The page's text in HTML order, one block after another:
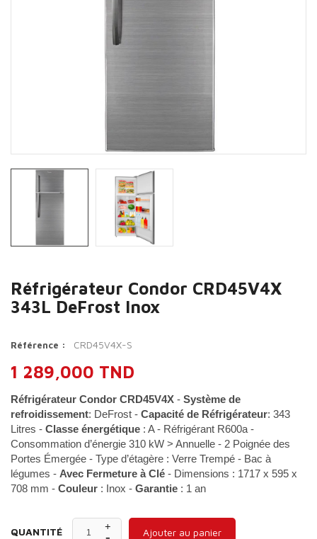
Réfrigérateur Condor CRD45V4X
343L DeFrost Inox
Référence : CRD45V4X-S
1 289,000 TND
Réfrigérateur Condor CRD45V4X - Système de
refroidissement: DeFrost - Capacité de Réfrigérateur: 343
Litres - Classe énergétique : A - Réfrigérant R600a -
Consommation d’énergie 310 kW > Annuelle - 2 Poignée des
Portes Émergée - Type d’étagère : Verre Trempé - Bac à
légumes - Avec Fermeture à Clé - Dimensions : 1717 x 595 x
708 mm - Couleur : Inox - Garantie : 1 an
QUANTITÉ Ajouter au panier